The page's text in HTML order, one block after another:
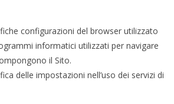
configurazioni del browser utilizzato
informatici utilizzati per navigare
il Sito.
delle impostazioni nell’uso dei servizi di